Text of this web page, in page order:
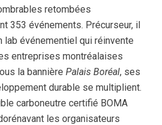
retombées
353 événements. Précurseur, il
lab événementiel qui réinvente
entreprises montréalaises
la bannière Palais Boréal, ses
durable se multiplient.
carboneutre certifié BOMA
les organisateurs